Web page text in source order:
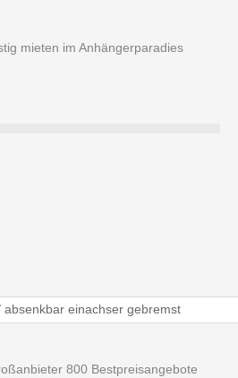
mieten im Anhängerparadies
800 Bestpreisangebote